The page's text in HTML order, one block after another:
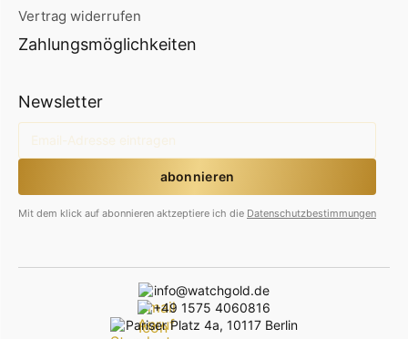
Vertrag widerrufen
Zahlungsmöglichkeiten
Newsletter
Mit dem klick auf abonnieren aktzeptiere ich die Datenschutzbestimmungen
info@watchgold.de
+49 1575 4060816
Pariser Platz 4a, 10117 Berlin